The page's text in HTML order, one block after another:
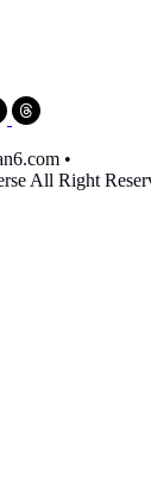
•
All Right